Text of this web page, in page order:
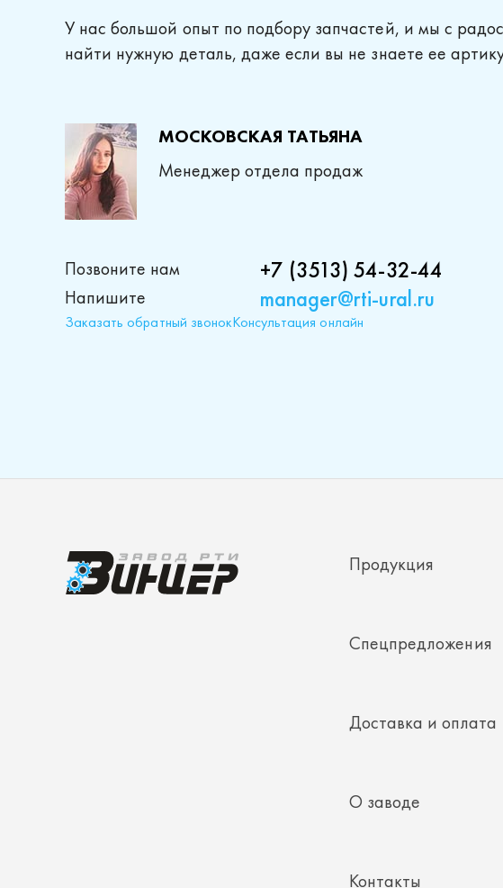
У нас большой опыт по подбору запчастей, и мы с
найти нужную деталь, даже если вы не знаете ее
МОСКОВСКАЯ ТАТЬЯНА
Менеджер отдела продаж
Позвоните нам +7 (3513) 54-32-44
Напишите manager@rti-ural.ru
Заказать обратный звонокКонсультация онлайн
Спецпредложения
Доставка и оплата
О заводе
Контакты